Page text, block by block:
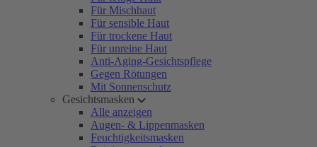
Für Mischhaut
Für sensible Haut
Für trockene Haut
Für unreine Haut
Anti-Aging-Gesichtspflege
Gegen Rötungen
Mit Sonnenschutz
Gesichtsmasken
Alle anzeigen
Augen- & Lippenmasken
Feuchtigkeitsmasken